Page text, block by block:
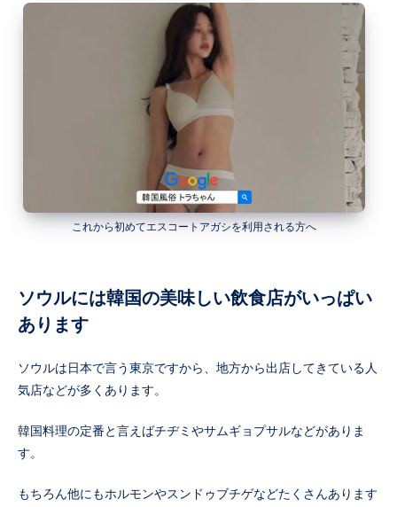
これから初めてエスコートアガシを利用される方へ
ソウルには韓国の美味しい飲食店がいっぱい
あります
ソウルは日本で言う東京ですから、地方から出店してきている人
気店などが多くあります。
韓国料理の定番と言えばチヂミやサムギョプサルなどがありま
す。
もちろん他にもホルモンやスンドゥブチゲなどたくさんあります